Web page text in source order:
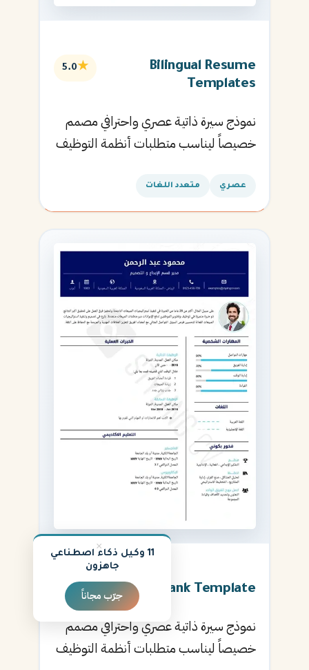
Bilingual Resume
Templates
★
5.0
نموذج سيرة ذاتية عصري واحترافي مصمم
خصيصاً ليناسب متطلبات أنظمة التوظيف
القادمة.
عصري متعدد اللغات
Blank Template
★
4.9
نموذج سيرة ذاتية عصري واحترافي مصمم
خصيصاً ليناسب متطلبات أنظمة التوظيف
×
11 وكيل ذكاء اصطناعي
جاهزون
جرّب مجاناً